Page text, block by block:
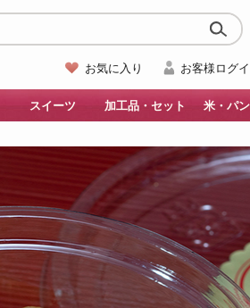
お気に入り お客様ログ
スイーツ 加工品・セット 米・パ